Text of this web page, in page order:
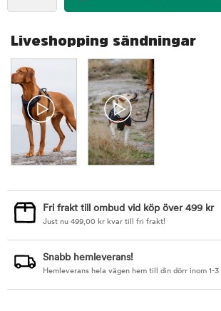
Liveshopping sändningar
Fri frakt till ombud vid köp över 499 kr
Just nu 499,00 kr kvar till fri frakt!
Snabb hemleverans!
Hemleverans hela vägen hem till din dörr inom 1-3